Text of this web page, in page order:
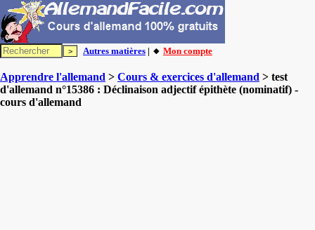
Autres matières | 🔸 Mon compte
Apprendre l'allemand > Cours & exercices d'allemand > test
d'allemand n°15386 : Déclinaison adjectif épithète (nominatif) -
cours d'allemand